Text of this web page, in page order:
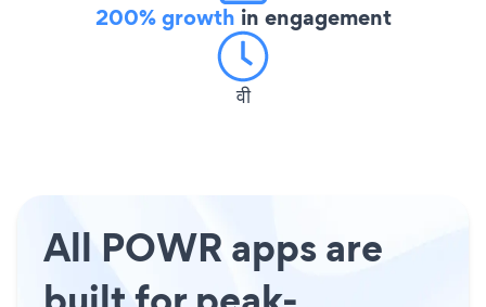
200% growth in engagement
वी
All POWR apps are